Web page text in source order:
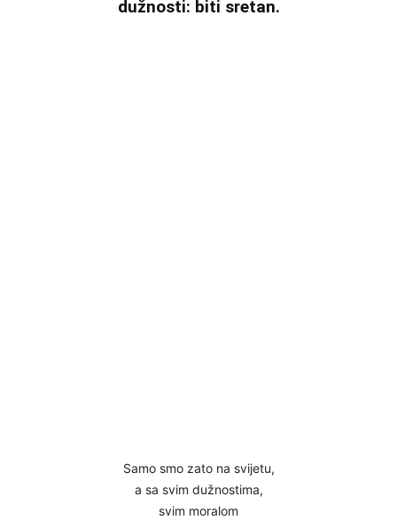
dužnosti: biti sretan.
Samo smo zato na svijetu,
a sa svim dužnostima,
svim moralom